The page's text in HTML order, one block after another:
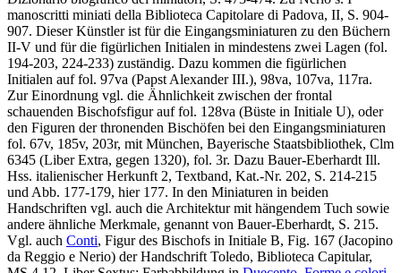
manoscritti miniati della Biblioteca Capitolare di Padova, II, S. 904-
907. Dieser Künstler ist für die Eingangsminiaturen zu den Büchern
II-V und für die figürlichen Initialen in mindestens zwei Lagen (fol.
194-203, 224-233) zuständig. Dazu kommen die figürlichen
Initialen auf fol. 97va (Papst Alexander III.), 98va, 107va, 117ra.
Zur Einordnung vgl. die Ähnlichkeit zwischen der frontal
schauenden Bischofsfigur auf fol. 128va (Büste in Initiale U), oder
den Figuren der thronenden Bischöfen bei den Eingangsminiaturen
fol. 67v, 185v, 203r, mit München, Bayerische Staatsbibliothek, Clm
6345 (Liber Extra, gegen 1320), fol. 3r. Dazu Bauer-Eberhardt Ill.
Hss. italienischer Herkunft 2, Textband, Kat.-Nr. 202, S. 214-215
und Abb. 177-179, hier 177. In den Miniaturen in beiden
Handschriften vgl. auch die Architektur mit hängendem Tuch sowie
andere ähnliche Merkmale, genannt von Bauer-Eberhardt, S. 215.
Vgl. auch Conti, Figur des Bischofs in Initiale B, Fig. 167 (Jacopino
da Reggio e Nerio) der Handschrift Toledo, Biblioteca Capitular,